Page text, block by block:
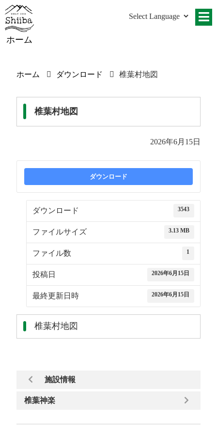
ホーム
ホーム ダウンロード 椎葉村地図
椎葉村地図
2026年6月15日
ダウンロード
ダウンロード 3543
ファイルサイズ 3.13 MB
ファイル数 1
投稿日 2026年6月15日
最終更新日時 2026年6月15日
椎葉村地図
施設情報
椎葉神楽